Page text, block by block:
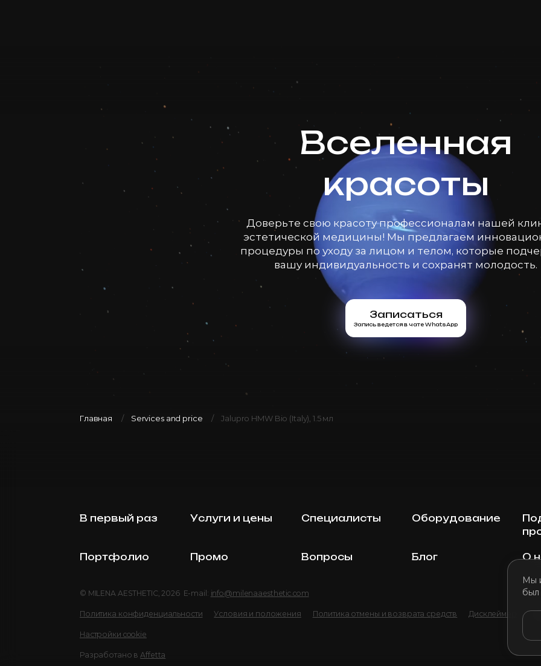
Мы
был
Вселенная
красоты
Доверьте свою красоту профессионалам нашей
эстетической медицины! Мы предлагаем
процедуры по уходу за лицом и телом, которые
вашу индивидуальность и сохранят молодость.
Записаться
Запись ведется в чате WhatsApp
Главная Services and price Jalupro HMW Bio (Italy), 1.5 мл
В первый раз Услуги и цены Специалисты Оборудование
Портфолио Промо Вопросы Блог О
© MILENA AESTHETIC, 2026 E-mail: info@milenaaesthetic.com
Политика конфиденциальности Условия и положения Политика отмены и возврата средств Дисклеймер
Настройки cookie
Разработано в Affetta